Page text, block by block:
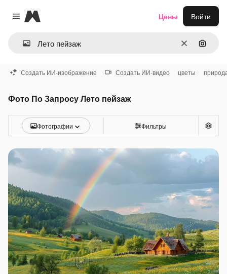
Close menu
Magnific
ОчиститьПоиск
Цены Войти
Создать ИИ-изображение Создать ИИ-видео цветы
Фото По Запросу Лето пейзаж
Фотографии Фильтры